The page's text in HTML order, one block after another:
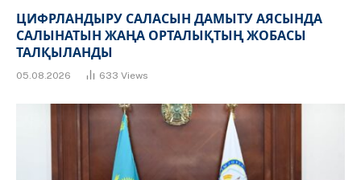
ЦИФРЛАНДЫРУ САЛАСЫН ДАМЫТУ АЯСЫНДА
САЛЫНАТЫН ЖАҢА ОРТАЛЫҚТЫҢ ЖОБАСЫ
ТАЛҚЫЛАНДЫ
05.08.2026 633 Views